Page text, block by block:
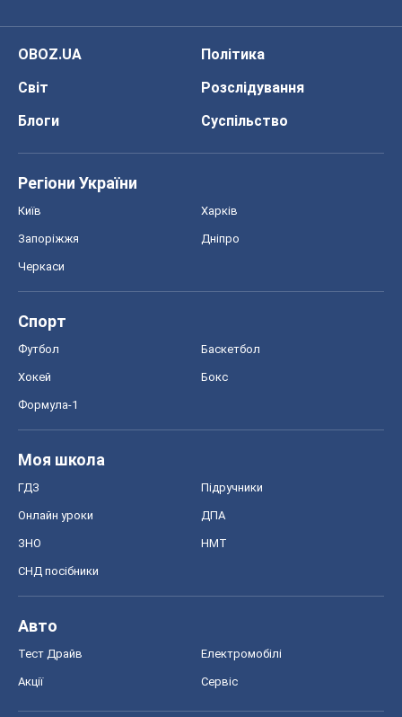
OBOZ.UA
Політика
Світ
Розслідування
Блоги
Суспільство
Регіони України
Київ Харків
Запоріжжя Дніпро
Черкаси
Спорт
Футбол Баскетбол
Хокей Бокс
Формула-1
Моя школа
ГДЗ Підручники
Онлайн уроки ДПА
ЗНО НМТ
СНД посібники
Авто
Тест Драйв Електромобілі
Акції Сервіс